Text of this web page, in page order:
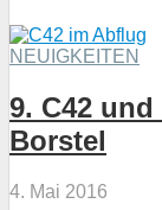
NEUIGKEITEN
9. C42
Borstel
4. Mai 2016